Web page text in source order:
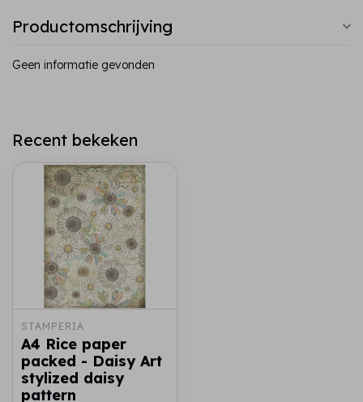
Productomschrijving
Geen informatie gevonden
Recent bekeken
STAMPERIA
A4 Rice paper
packed - Daisy Art
stylized daisy
pattern